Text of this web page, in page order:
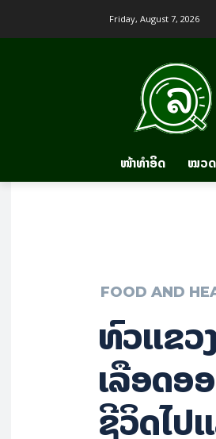
Friday, August 7, 2026
ໜ້າທຳອິດ ໝວດ
FOOD AND
ທົ່ວແຂວ
ເລືອດອ
ຊີວິດໄປ